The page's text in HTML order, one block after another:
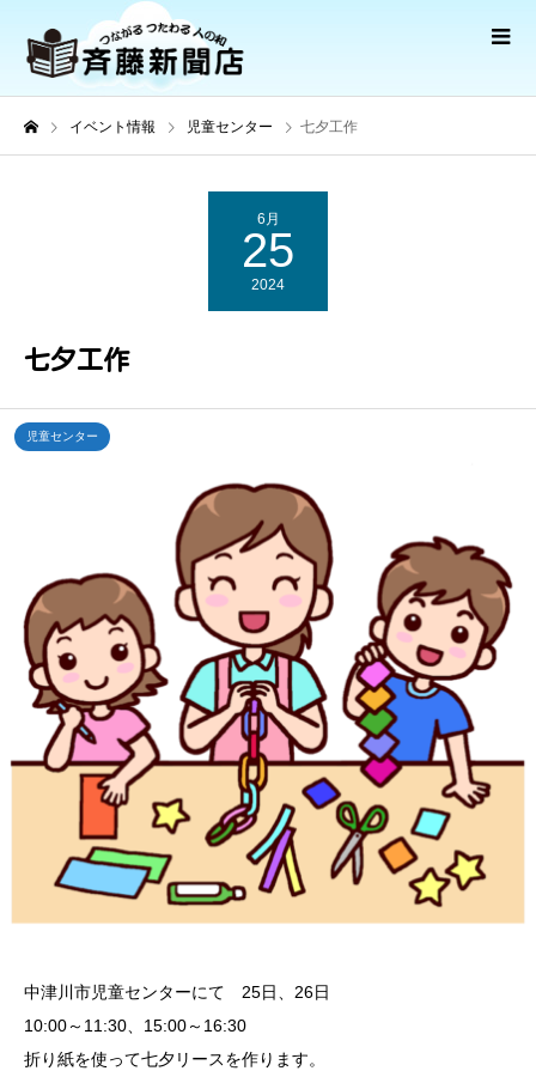
イベント情報 児童センター 七夕工作
6月
25
2024
七夕工作
児童センター
中津川市児童センターにて 25日、26日
10:00～11:30、15:00～16:30
折り紙を使って七夕リースを作ります。